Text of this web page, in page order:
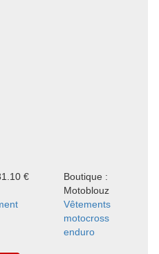
€
Boutique :
Motoblouz
Vêtements
motocross
enduro